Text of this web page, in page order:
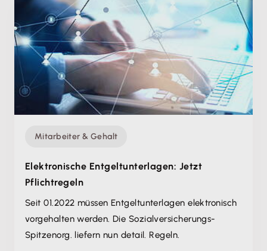
Mitarbeiter & Gehalt
Elektronische Entgeltunterlagen: Jetzt
Pflichtregeln
Seit 01.2022 müssen Entgeltunterlagen elektronisch
vorgehalten werden. Die Sozialversicherungs-
Spitzenorg. liefern nun detail. Regeln.